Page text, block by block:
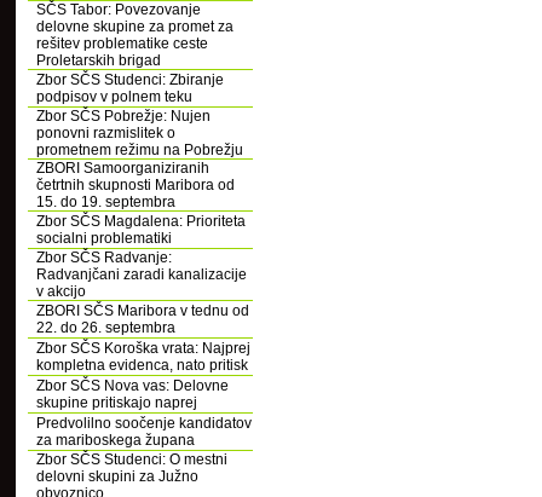
SČS Tabor: Povezovanje
delovne skupine za promet za
rešitev problematike ceste
Proletarskih brigad
Zbor SČS Studenci: Zbiranje
podpisov v polnem teku
Zbor SČS Pobrežje: Nujen
ponovni razmislitek o
prometnem režimu na Pobrežju
ZBORI Samoorganiziranih
četrtnih skupnosti Maribora od
15. do 19. septembra
Zbor SČS Magdalena: Prioriteta
socialni problematiki
Zbor SČS Radvanje:
Radvanjčani zaradi kanalizacije
v akcijo
ZBORI SČS Maribora v tednu od
22. do 26. septembra
Zbor SČS Koroška vrata: Najprej
kompletna evidenca, nato pritisk
Zbor SČS Nova vas: Delovne
skupine pritiskajo naprej
Predvolilno soočenje kandidatov
za mariboskega župana
Zbor SČS Studenci: O mestni
delovni skupini za Južno
obvoznico